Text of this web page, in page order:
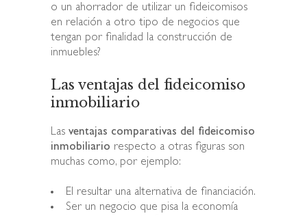
o un ahorrador de utilizar un fideicomisos
en relación a otro tipo de negocios que
tengan por finalidad la construcción de
inmuebles?
Las ventajas del fideicomiso
inmobiliario
Las ventajas comparativas del fideicomiso
inmobiliario respecto a otras figuras son
muchas como, por ejemplo:
El resultar una alternativa de financiación.
Ser un negocio que pisa la economía